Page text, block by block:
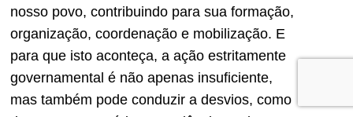
nosso povo, contribuindo para sua formação,
organização, coordenação e mobilização. E
para que isto aconteça, a ação estritamente
governamental é não apenas insuficiente,
mas também pode conduzir a desvios, como